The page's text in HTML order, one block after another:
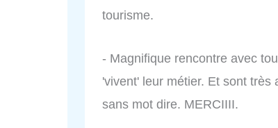
tourisme.
- Magnifique rencontre avec
'vivent' leur métier. Et sont
sans mot dire. MERCIIII.